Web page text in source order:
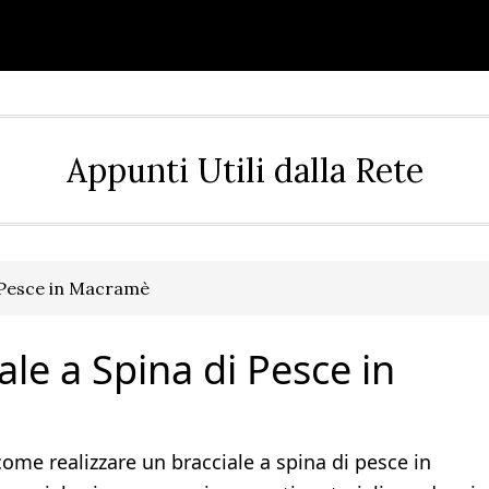
Appunti Utili dalla Rete
in Macramè
a Spina di Pesce in
realizzare un bracciale a spina di pesce in